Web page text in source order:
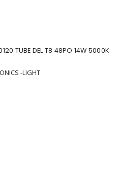
TUBE DEL T8 48PO 14W 5000K
-LIGHT